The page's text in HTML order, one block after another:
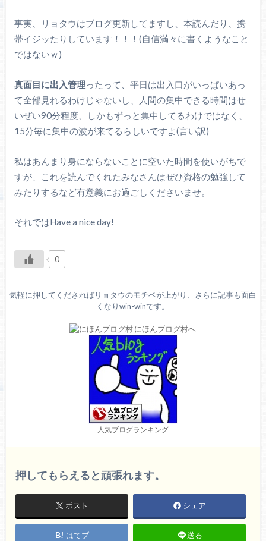
事実、リョタウはブログ更新してますし、本読んだり、携
帯イジッたりしています！！！(自信満々に書くようなこと
ではないｗ)
真面目に出入管理ったって、平日は出入口がいっぱいあっ
て全部見れるわけじゃないし、人間の集中できる時間はせ
いぜい90分程度、しかもずっと集中してるわけではなく、
15分毎に集中の波が来てるらしいですよ(言い訳)
私はあんまり身にならないことに空いた時間を使いがちで
すが、これを読んでくれたみなさんはぜひ資格の勉強して
みたりするなど有意義にお過ごしくださいませ。
それではHave a nice day!
0
気軽に押してくださればリョタウのモチベが上がり、さらに記事も面白
くなりwin-winです。
人気ブログランキング
押してもらえると頑張れます。
ポスト シェア
はてブ 送る